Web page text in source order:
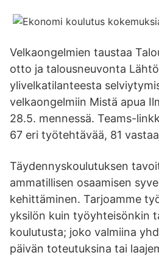
Velkaongelmien taustaa
otto ja talousneuvonta
ylivelkatilanteesta
velkaongelmiin Mistä apua
28.5. mennessä. Teams-
67 eri työtehtävää, 81
Täydennyskoulutuksen
ammatillisen osaamisen
kehittäminen. Tarjoamme
yksilön kuin työyhteisönkin
koulutusta; joko valmiina
päivän toteutuksina tai